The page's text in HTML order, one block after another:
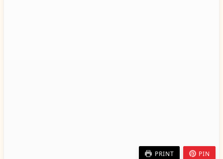
PRINT PIN